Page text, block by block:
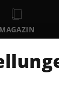
MAGAZIN
12